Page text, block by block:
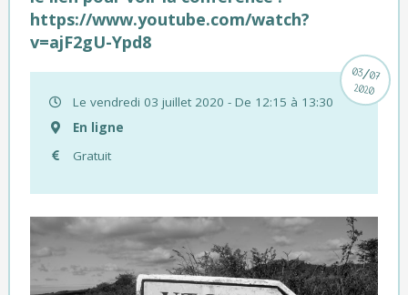
https://www.youtube.com/watch?
v=ajF2gU-Ypd8
Le vendredi 03 juillet 2020 - De 12:15 à 13:30
En ligne
Gratuit
03/07
2020